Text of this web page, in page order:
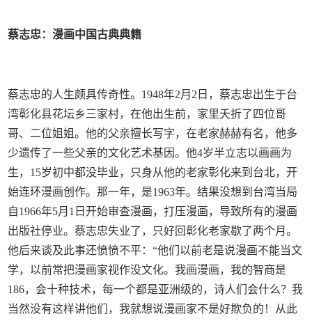
蔡志忠：漫画中国古典典籍
蔡志忠的人生颇具传奇性。1948年2月2日，蔡志忠出生于台
湾彰化县花坛乡三家村，在他出生前，家里夭折了四位哥
哥、二位姐姐。他的父亲擅长写字，在老家赫赫有名，他多
少遗传了一些父亲的文化艺术基因。他4岁半立志以画画为
生，15岁初中都没毕业，只身从他的老家彰化来到台北，开
始连环漫画创作。那一年，是1963年。结果没想到台湾当局
自1966年5月1日开始审查漫画，打压漫画，导致所有的漫画
出版社停业。蔡志忠失业了，只好回彰化老家歇了两个月。
他后来谈及此事还愤愤不平：“他们以前老是说漫画不能当文
学，以前常把漫画家视作没文化。我画漫画，我的智商是
186，会十种技术，每一个都是亚洲级的，诗人们会什么？我
当然没有这样讲他们，我就想说漫画家不是好欺负的！从此